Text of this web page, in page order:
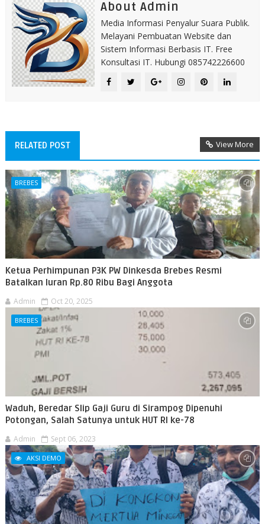
About Admin
Media Informasi Penyalur Suara Publik.
Melayani Pembuatan Website dan
Sistem Informasi Berbasis IT. Free
Konsultasi IT. Hubungi 085742226600
RELATED POST View More
BREBES
Ketua Perhimpunan P3K PW Dinkesda Brebes Resmi
Batalkan Iuran Rp.80 Ribu Bagi Anggota
Admin Oct 20, 2025
BREBES
Waduh, Beredar Slip Gaji Guru di Sirampog Dipenuhi
Potongan, Salah Satunya untuk HUT RI ke-78
Admin Sept 06, 2023
AKSI DEMO